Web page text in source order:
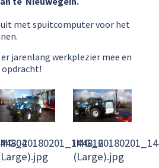
met spuitcomputer voor het
jarenlang werkplezier mee en
opdracht!
(Large).jpg